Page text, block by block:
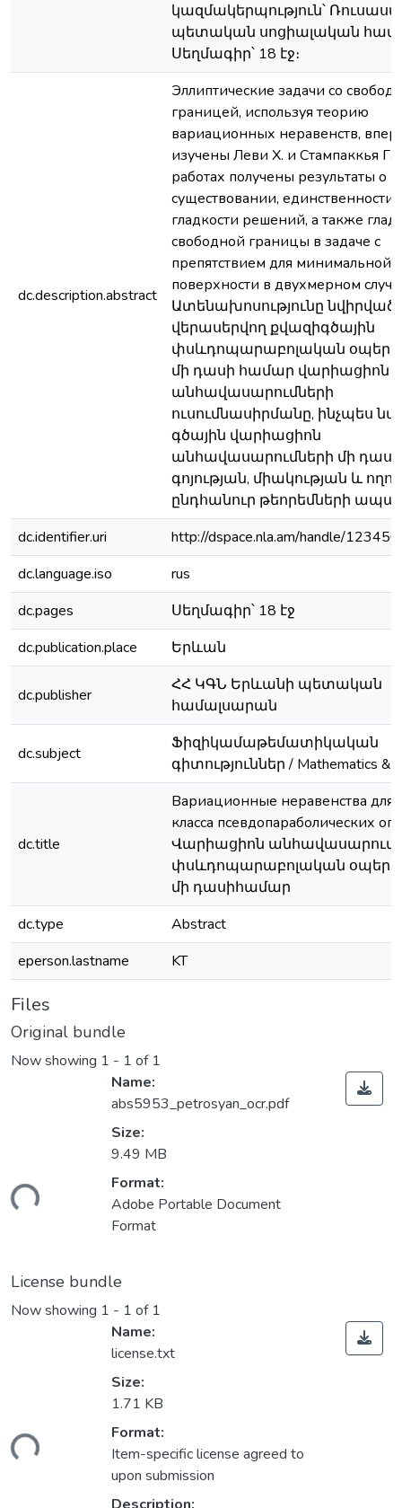
կազմակերպություն՝
պետական սոցիալական
Սեղմագիր՝ 18 էջ։
dc.description.abstract
Эллиптические задачи со
границей, используя теорию
вариационных неравенств,
изучены Леви Х. и Стампаккья Г.
работах получены результаты о
существовании, единственности
гладкости решений, a также
свободной границы в задаче с
препятствием для минимальной
поверхности в двухмерном
Ատենախոսությունը նվիրված
վերասերվող քվազիգծային
փսևդոպարաբոլական
մի դասի համար վարիացիոն
անհավասարումների
ուսումնասիրմանը, ինչպես
գծային վարիացիոն
անհավասարումների մի դասի
գոյության, միակության և
ընդհանուր թեորեմների
dc.identifier.uri
http://dspace.nla.am/handle/
dc.language.iso
rus
dc.pages
Սեղմագիր՝ 18 էջ
dc.publication.place
Երևան
dc.publisher
ՀՀ ԿԳՆ Երևանի պետական
համալսարան
dc.subject
Ֆիզիկամաթեմատիկական
գիտություններ / Mathematics &
dc.title
Вариационные неравенства для
класса псевдопараболических
Վարիացիոն
փսևդոպարաբոլական
մի դասիհամար
dc.type
Abstract
eperson.lastname
KT
Files
Original bundle
Now showing 1 - 1 of 1
Name:
abs5953_petrosyan_ocr.pdf
Size:
9.49 MB
Format:
Adobe Portable Document
Format
License bundle
Now showing 1 - 1 of 1
Name:
license.txt
Size:
1.71 KB
Format:
Item-specific license agreed to
upon submission